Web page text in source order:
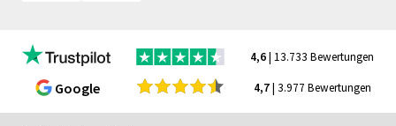
4,6| 13.733 Bewertungen
Google 4,7| 3.977 Bewertungen